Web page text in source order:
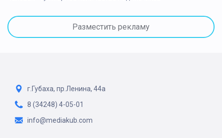
Разместить рекламу
г.Губаха, пр.Ленина, 44а
8 (34248) 4-05-01
info@mediakub.com